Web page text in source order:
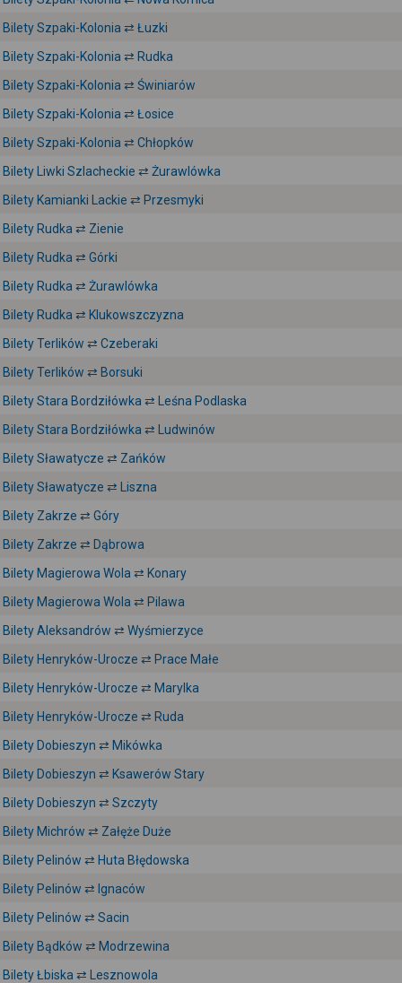
Bilety Szpaki-Kolonia ⇄ Łuzki
Bilety Szpaki-Kolonia ⇄ Rudka
Bilety Szpaki-Kolonia ⇄ Świniarów
Bilety Szpaki-Kolonia ⇄ Łosice
Bilety Szpaki-Kolonia ⇄ Chłopków
Bilety Liwki Szlacheckie ⇄ Żurawlówka
Bilety Kamianki Lackie ⇄ Przesmyki
Bilety Rudka ⇄ Zienie
Bilety Rudka ⇄ Górki
Bilety Rudka ⇄ Żurawlówka
Bilety Rudka ⇄ Klukowszczyzna
Bilety Terlików ⇄ Czeberaki
Bilety Terlików ⇄ Borsuki
Bilety Stara Bordziłówka ⇄ Leśna Podlaska
Bilety Stara Bordziłówka ⇄ Ludwinów
Bilety Sławatycze ⇄ Zańków
Bilety Sławatycze ⇄ Liszna
Bilety Zakrze ⇄ Góry
Bilety Zakrze ⇄ Dąbrowa
Bilety Magierowa Wola ⇄ Konary
Bilety Magierowa Wola ⇄ Pilawa
Bilety Aleksandrów ⇄ Wyśmierzyce
Bilety Henryków-Urocze ⇄ Prace Małe
Bilety Henryków-Urocze ⇄ Marylka
Bilety Henryków-Urocze ⇄ Ruda
Bilety Dobieszyn ⇄ Mikówka
Bilety Dobieszyn ⇄ Ksawerów Stary
Bilety Dobieszyn ⇄ Szczyty
Bilety Michrów ⇄ Załęże Duże
Bilety Pelinów ⇄ Huta Błędowska
Bilety Pelinów ⇄ Ignaców
Bilety Pelinów ⇄ Sacin
Bilety Bądków ⇄ Modrzewina
Bilety Łbiska ⇄ Lesznowola